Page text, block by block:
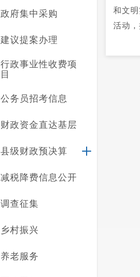
政府集中采购
建议提案办理
行政事业性收费项
目
公务员招考信息
财政资金直达基层
县级财政预决算
减税降费信息公开
调查征集
乡村振兴
养老服务
和文
活动